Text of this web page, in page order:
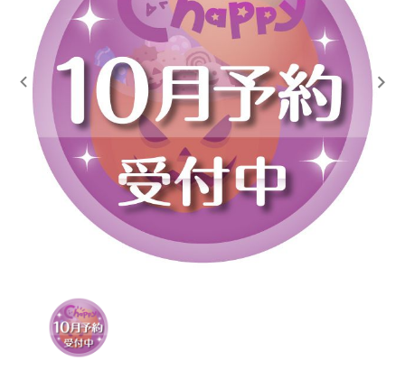
カプセルトイマシン本体
カプセルトイ
販促用空カプセル
レンタル
景品・玩具・文具
販促用カプセルトイ